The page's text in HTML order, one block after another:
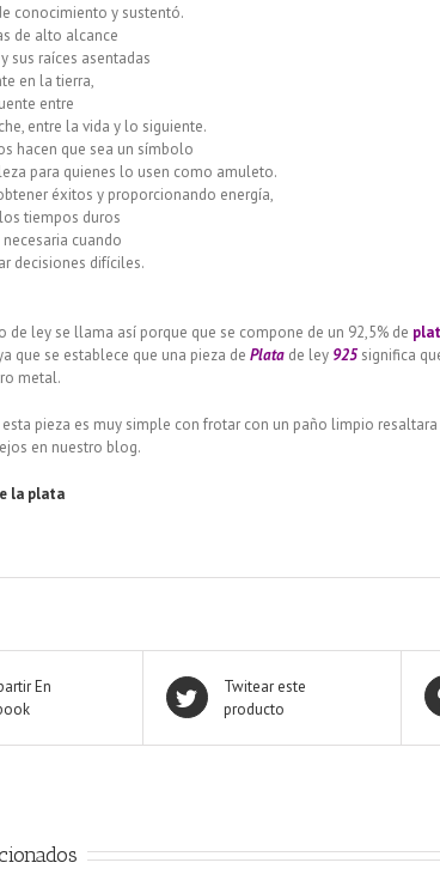
conocimiento y sustentó.
de alto alcance
sus raíces asentadas
en la tierra,
entre
entre la vida y lo siguiente.
hacen que sea un símbolo
para quienes lo usen como amuleto.
éxitos y proporcionando energía,
tiempos duros
cuando
decisiones difíciles.
de ley se llama así porque que se compone de un 92,5% de
que se establece que una pieza de Plata de ley 925significa
metal.
esta pieza es muy simple con frotar con un paño limpio
en nuestro blog.
la plata
En
Twitear este
producto